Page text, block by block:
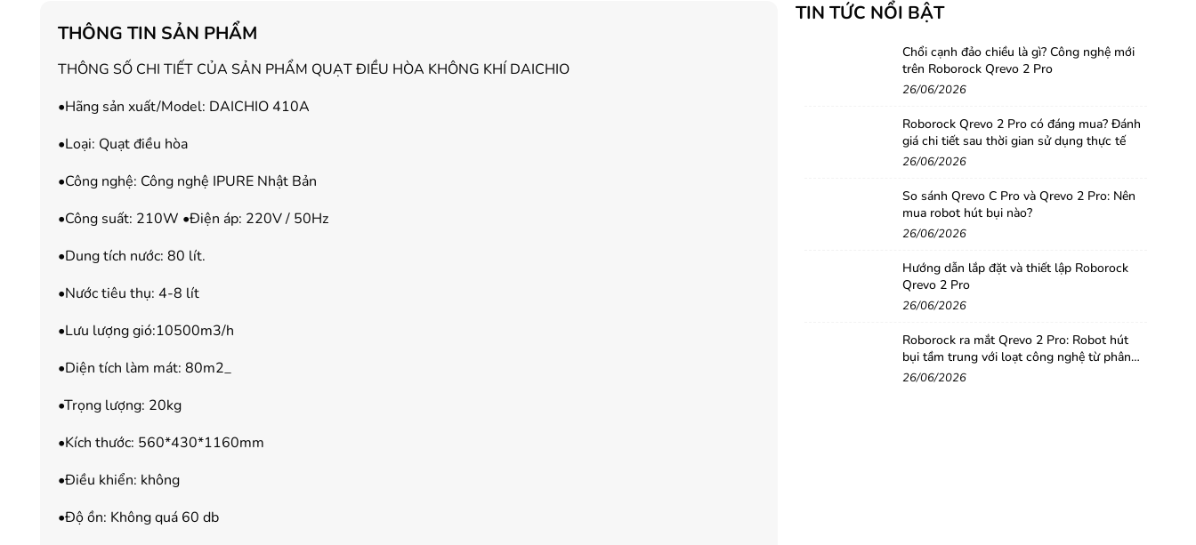
- Cam kết hàng mới 100%.
Hồ Chí Minh
- Bảo hành 24 tháng chính hãng
Hồ Chí Minh
THÔNG TIN SẢN PHẨM
THÔNG SỐ CHI TIẾT CỦA SẢN PHẨM QUẠT ĐIỀU HÒA KHÔNG KHÍ DAICHIO
•Hãng sản xuất/Model: DAICHIO 410A
•Loại: Quạt điều hòa
•Công nghệ: Công nghệ IPURE Nhật Bản
•Công suất: 210W •Điện áp: 220V / 50Hz
•Dung tích nước: 80 lít.
•Nước tiêu thụ: 4-8 lít
•Lưu lượng gió:10500m3/h
•Diện tích làm mát: 80m2_
•Trọng lượng: 20kg
•Kích thước: 560*430*1160mm
•Điều khiển: không
•Độ ồn: Không quá 60 db
TIN TỨC NỔI BẬT
Chổi cạnh đảo chiều là gì? Công nghệ mới
trên Roborock Qrevo 2 Pro
26/06/2026
Roborock Qrevo 2 Pro có đáng mua? Đánh
giá chi tiết sau thời gian sử dụng thực tế
26/06/2026
So sánh Qrevo C Pro và Qrevo 2 Pro: Nên
mua robot hút bụi nào?
26/06/2026
Hướng dẫn lắp đặt và thiết lập Roborock
Qrevo 2 Pro
26/06/2026
Roborock ra mắt Qrevo 2 Pro: Robot hút
bụi tầm trung với loạt công nghệ từ phân
khúc cao cấp
26/06/2026